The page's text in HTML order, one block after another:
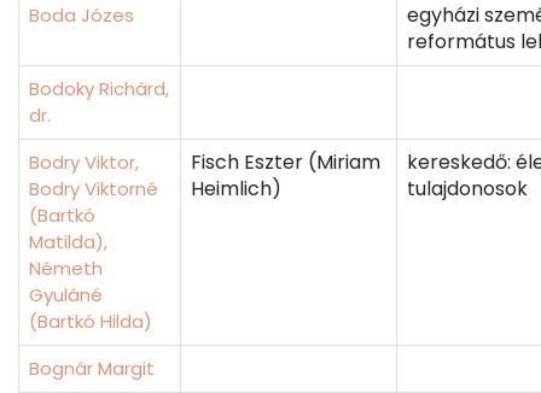
Boda Józes
egyházi
református
Bodoky Richárd,
dr.
Bodry Viktor,
Bodry Viktorné
(Bartkó
Matilda),
Németh
Gyuláné
(Bartkó Hilda)
Fisch Eszter (Miriam
Heimlich)
kereskedő:
tulajdonosok
Bognár Margit